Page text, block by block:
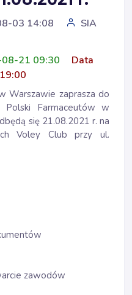
03 14:08
SIA
08-21 09:30
Data
Warszawie zaprasza do
Polski Farmaceutów w
się 21.08.2021 r. na
Voley Club przy ul.
zawodów